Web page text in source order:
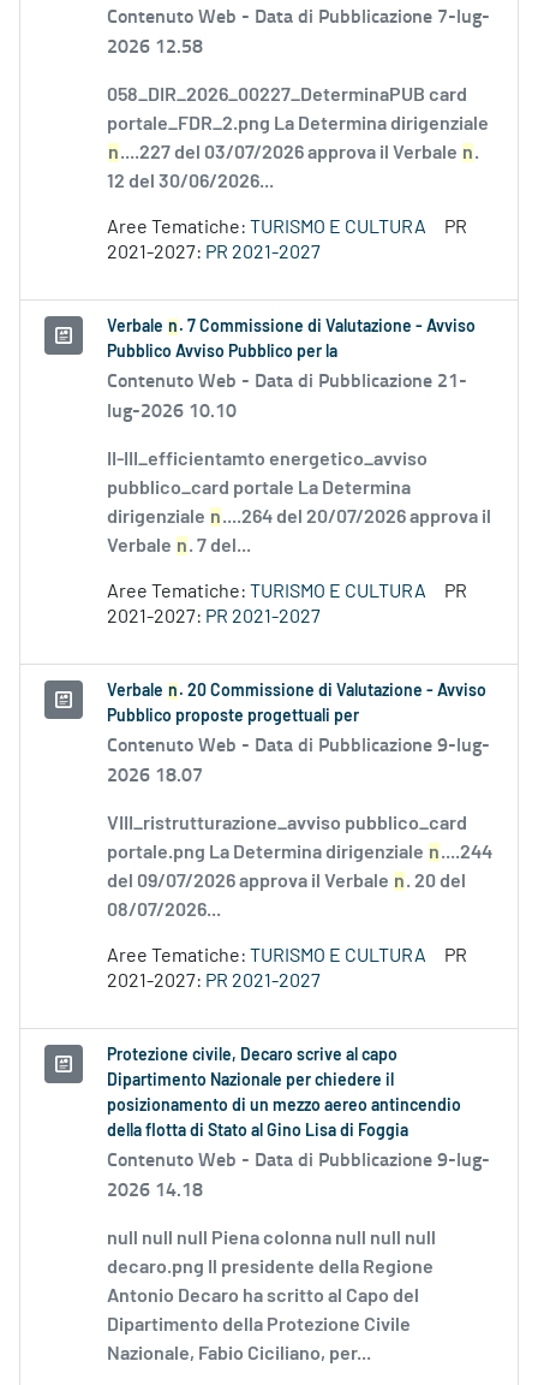
Contenuto Web - Data di Pubblicazione 7-lug-
2026 12.58
058_DIR_2026_00227_DeterminaPUB card
portale_FDR_2.png La Determina dirigenziale
n....227 del 03/07/2026 approva il Verbale n.
12 del 30/06/2026...
Aree Tematiche: TURISMO E CULTURA
PR
2021-2027: PR 2021-2027
Verbale n . 7 Commissione di Valutazione - Avviso
Pubblico Avviso Pubblico per la
Contenuto Web - Data di Pubblicazione 21-
lug-2026 10.10
II-III_efficientamto energetico_avviso
pubblico_card portale La Determina
dirigenziale n....264 del 20/07/2026 approva il
Verbale n. 7 del...
Aree Tematiche: TURISMO E CULTURA
PR
2021-2027: PR 2021-2027
Verbale n . 20 Commissione di Valutazione - Avviso
Pubblico proposte progettuali per
Contenuto Web - Data di Pubblicazione 9-lug-
2026 18.07
VIII_ristrutturazione_avviso pubblico_card
portale.png La Determina dirigenziale n....244
del 09/07/2026 approva il Verbale n. 20 del
08/07/2026...
Aree Tematiche: TURISMO E CULTURA
PR
2021-2027: PR 2021-2027
Protezione civile, Decaro scrive al capo
Dipartimento Nazionale per chiedere il
posizionamento di un mezzo aereo antincendio
della flotta di Stato al Gino Lisa di Foggia
Contenuto Web - Data di Pubblicazione 9-lug-
2026 14.18
null null null Piena colonna null null null
decaro.png Il presidente della Regione
Antonio Decaro ha scritto al Capo del
Dipartimento della Protezione Civile
Nazionale, Fabio Ciciliano, per...